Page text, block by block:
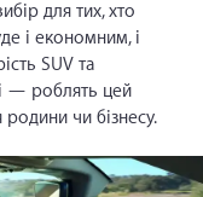
для тих, хто
і економним, і
SUV та
— роблять цей
чи бізнесу.